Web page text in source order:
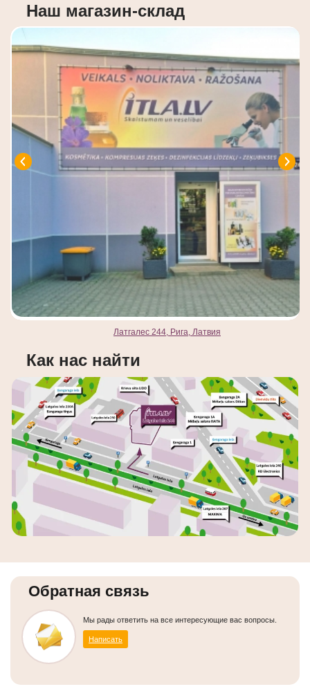
Наш магазин-склад
Латгалес 244, Рига, Латвия
Как нас найти
Обратная связь
Мы рады ответить на все интересующие вас вопросы.
Написать